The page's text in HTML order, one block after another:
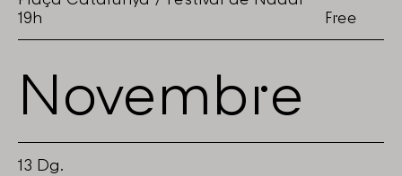
19h
Free
Novembre
13 Dg.